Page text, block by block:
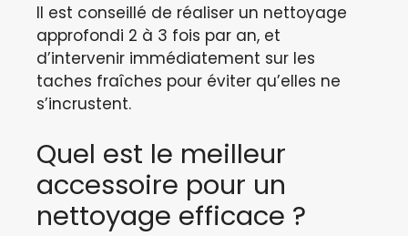
Il est conseillé de réaliser un nettoyage
approfondi 2 à 3 fois par an, et
d’intervenir immédiatement sur les
taches fraîches pour éviter qu’elles ne
s’incrustent.
Quel est le meilleur
accessoire pour un
nettoyage efficace ?